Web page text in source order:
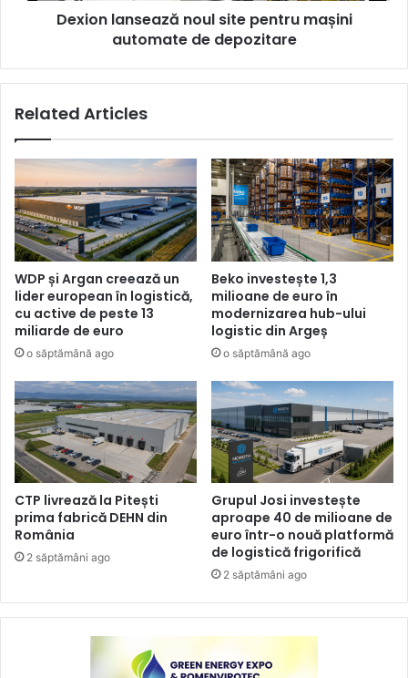
Dexion lansează noul site pentru mașini
automate de depozitare
Related Articles
WDP și Argan creează un
lider european în logistică,
cu active de peste 13
miliarde de euro
o săptămână ago
Beko investește 1,3
milioane de euro în
modernizarea hub-ului
logistic din Argeș
o săptămână ago
CTP livrează la Pitești
prima fabrică DEHN din
România
2 săptămâni ago
Grupul Josi investește
aproape 40 de milioane de
euro într-o nouă platformă
de logistică frigorifică
2 săptămâni ago